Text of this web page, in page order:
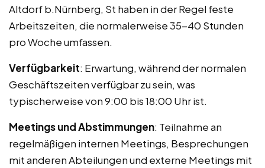
Altdorf b.Nürnberg, St haben in der Regel feste
Arbeitszeiten, die normalerweise 35-40 Stunden
pro Woche umfassen.
Verfügbarkeit: Erwartung, während der normalen
Geschäftszeiten verfügbar zu sein, was
typischerweise von 9:00 bis 18:00 Uhr ist.
Meetings und Abstimmungen: Teilnahme an
regelmäßigen internen Meetings, Besprechungen
mit anderen Abteilungen und externe Meetings mit